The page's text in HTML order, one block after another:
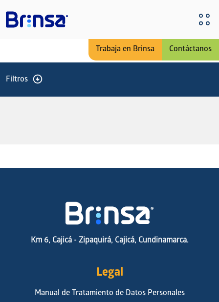
Trabaja en Brinsa Contáctanos
Filtros
Km 6, Cajicá - Zipaquirá, Cajicá, Cundinamarca.
Legal
Manual de Tratamiento de Datos Personales